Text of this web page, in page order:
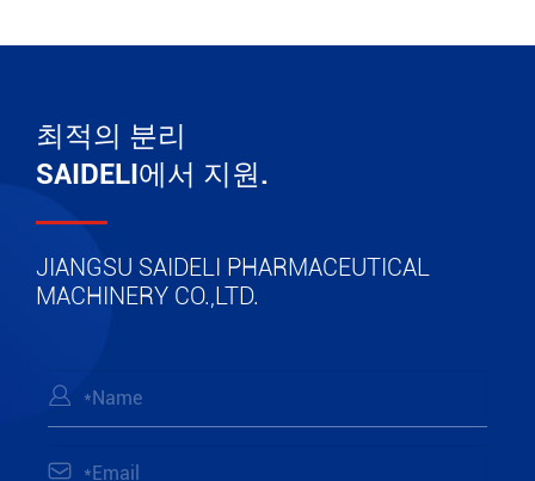
최적의 분리
SAIDELI에서 지원.
JIANGSU SAIDELI PHARMACEUTICAL
MACHINERY CO.,LTD.

